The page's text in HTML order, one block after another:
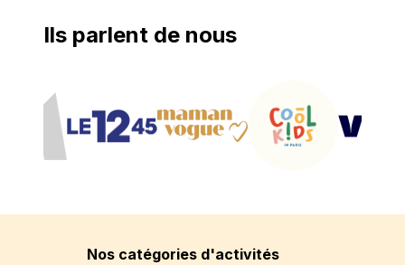
Ils parlent de nous
Nos catégories d'activités